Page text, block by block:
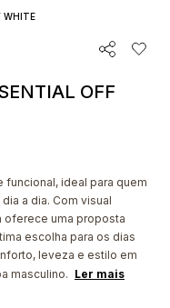
WHITE
OFF
funcional, ideal para quem
a dia. Com visual
oferece uma proposta
escolha para os dias
leveza e estilo em
masculino. Ler mais